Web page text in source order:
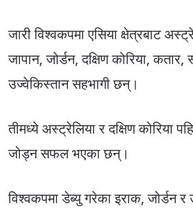
जारी विश्वकपमा एसिया क्षेत्रबाट
जापान, जोर्डन, दक्षिण कोरिया, कतार,
उज्वेकिस्तान सहभागी छन्।
तीमध्ये अस्ट्रेलिया र दक्षिण कोरिया
जोड्न सफल भएका छन्।
विश्वकपमा डेब्यु गरेका इराक, जोर्डन